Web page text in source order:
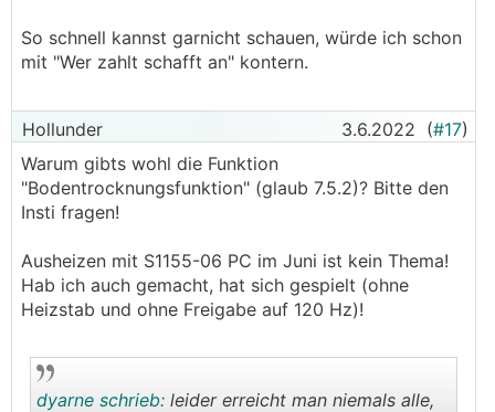
So schnell kannst garnicht schauen, würde ich schon
mit "Wer zahlt schafft an" kontern.
Hollunder 3.6.2022 (#17)
Warum gibts wohl die Funktion
"Bodentrocknungsfunktion" (glaub 7.5.2)? Bitte den
Insti fragen!
Ausheizen mit S1155-06 PC im Juni ist kein Thema!
Hab ich auch gemacht, hat sich gespielt (ohne
Heizstab und ohne Freigabe auf 120 Hz)!
dyarne schrieb: leider erreicht man niemals alle,